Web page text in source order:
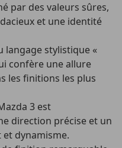
par des valeurs sûres,
et une identité
langage stylistique «
confère une allure
les finitions les plus
3 est
direction précise et un
dynamisme.